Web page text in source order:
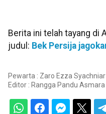
Berita ini telah tayang di
judul: Bek Persija
Pewarta : Zaro Ezza Syachniar
Editor : Rangga Pandu